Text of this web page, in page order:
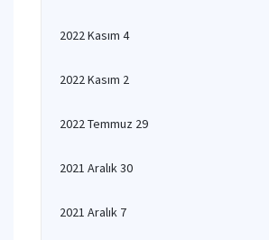
2022 Kasım 4
2022 Kasım 2
2022 Temmuz 29
2021 Aralık 30
2021 Aralık 7